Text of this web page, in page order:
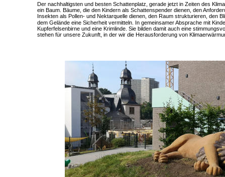
Der nachhaltigsten und besten Schattenplatz, gerade jetzt in Zeiten des
ein Baum. Bäume, die den Kindern als Schattenspender dienen, den
Insekten als Pollen- und Nektarquelle dienen, den Raum strukturieren, den
dem Gelände eine Sicherheit vermitteln. In gemeinsamer Absprache mit
Kupferfelsenbirne und eine Krimlinde. Sie bilden damit auch eine
stehen für unsere Zukunft, in der wir die Herausforderung von